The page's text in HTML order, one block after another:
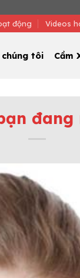
động Videos
chúng tôi Cầm